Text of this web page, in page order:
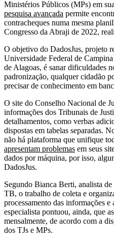
Ministérios Públicos (MPs) em
pesquisa avançada permite
contracheques numa mesma
Congresso da Abraji de 2022,
O objetivo do DadosJus, projeto
Universidade Federal de
de Alagoas, é sanar dificuldades
padronização, qualquer cidadão
precisar de conhecimento em
O site do Conselho Nacional de
informações dos Tribunais de
detalhamentos, como verbas
dispostas em tabelas separadas.
não há plataforma que unifique
apresentam problemas em seus
dados por máquina, por isso,
DadosJus.
Segundo Bianca Berti, analista
TB, o trabalho de coleta e
processamento das informações
especialista pontuou, ainda, que
mensalmente, de acordo com a
dos TJs e MPs.